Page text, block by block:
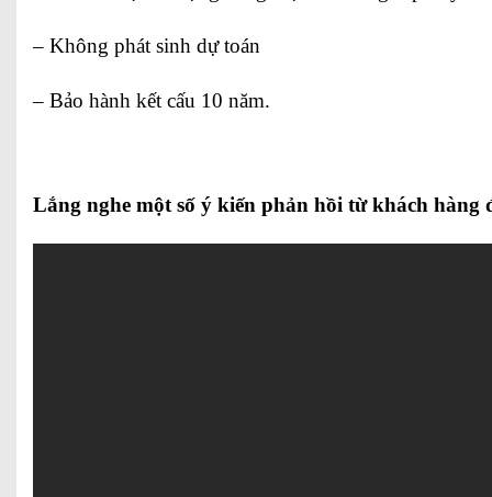
– Không phát sinh dự toán
– Bảo hành kết cấu 10 năm.
Lắng nghe một số ý kiến phản hồi từ khách